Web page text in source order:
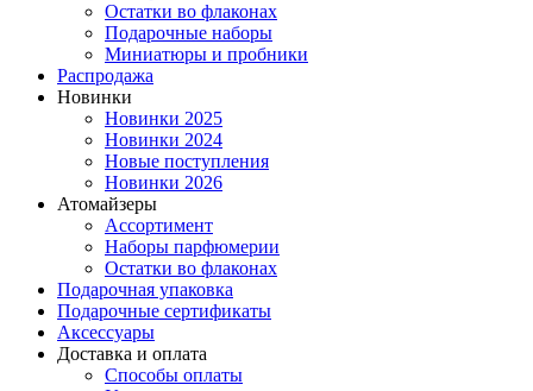
Остатки во флаконах
Подарочные наборы
Миниатюры и пробники
Распродажа
Новинки
Новинки 2025
Новинки 2024
Новые поступления
Новинки 2026
Атомайзеры
Ассортимент
Наборы парфюмерии
Остатки во флаконах
Подарочная упаковка
Подарочные сертификаты
Аксессуары
Доставка и оплата
Способы оплаты